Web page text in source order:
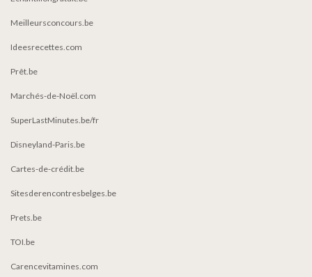
Meilleursconcours.be
Ideesrecettes.com
Prêt.be
Marchés-de-Noël.com
SuperLastMinutes.be/fr
Disneyland-Paris.be
Cartes-de-crédit.be
Sitesderencontresbelges.be
Prets.be
TOI.be
Carencevitamines.com